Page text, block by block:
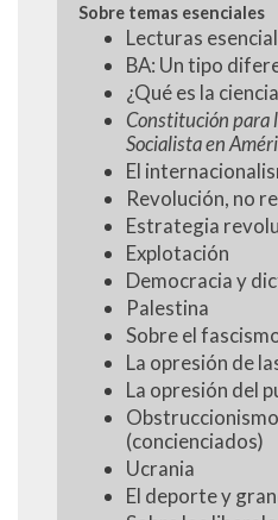
Sobre temas esenciales
Lecturas
BA: Un tipo
¿Qué es la
Constitución para
Socialista en
El
Revolución, no
Estrategia
Explotación
Democracia y
Palestina
Sobre el
La opresión de
La opresión del
(concienciados)
Ucrania
El deporte y